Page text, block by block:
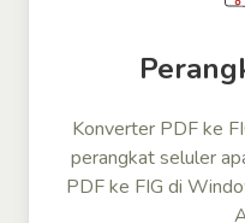
Konverter PDF ke
perangkat seluler
PDF ke FIG di